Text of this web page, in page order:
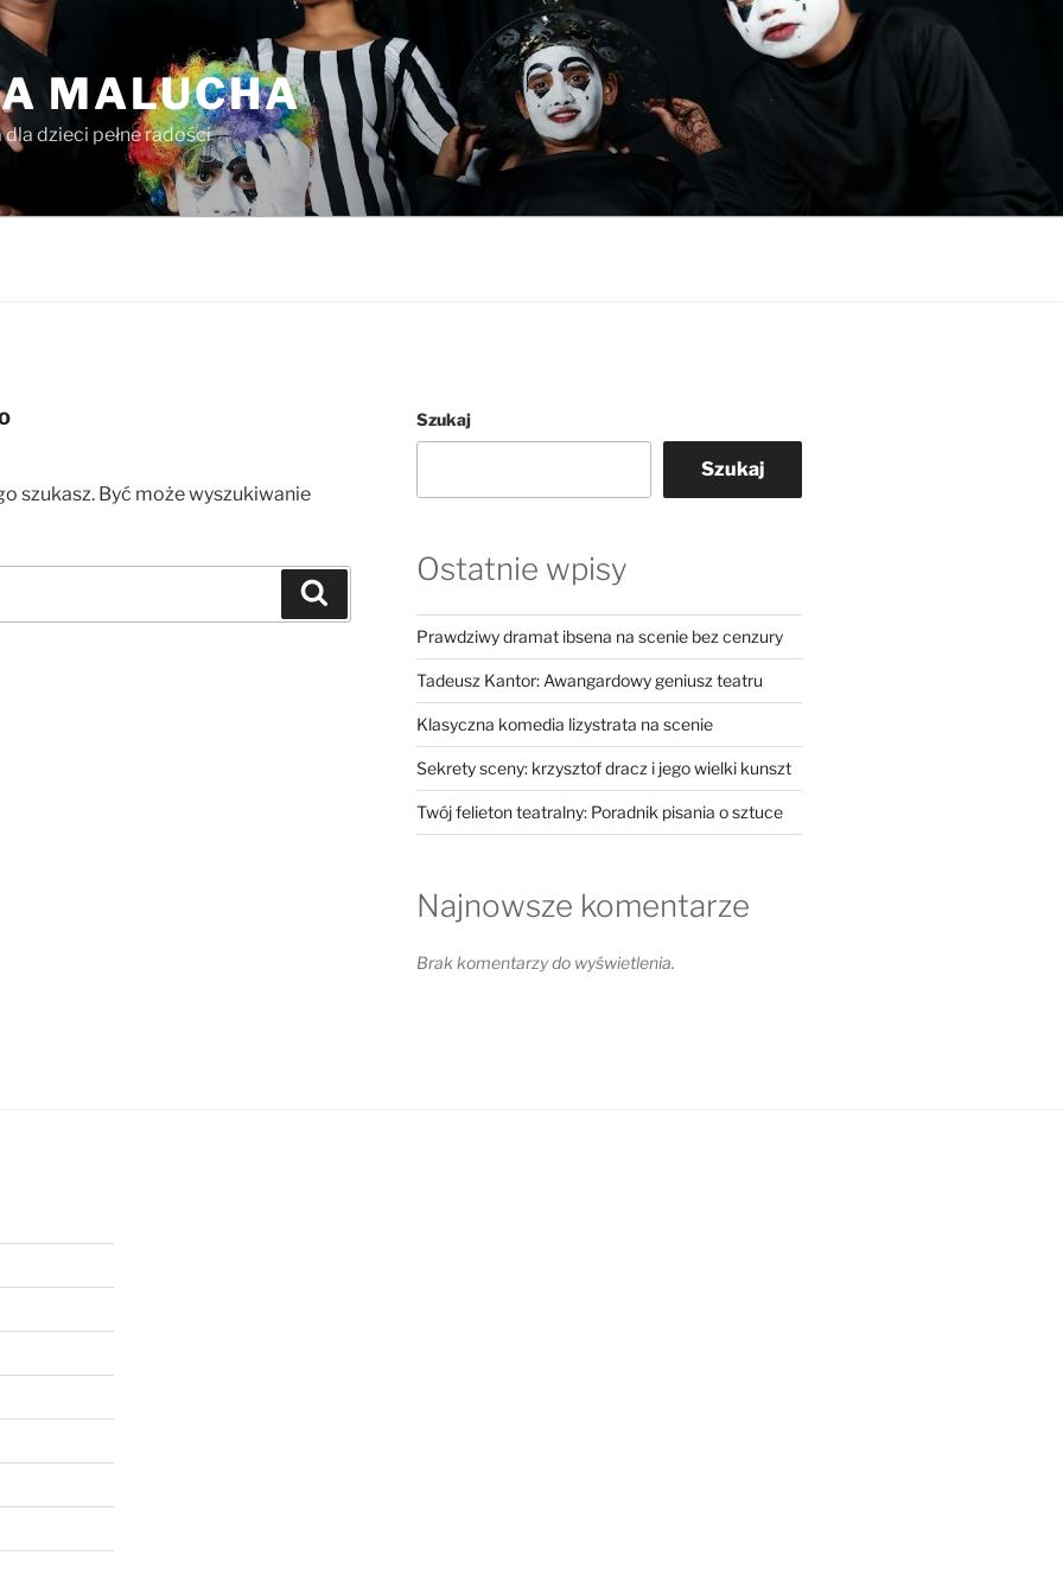
MALUCHA
dzieci pełne radości
szukasz. Być może wyszukiwanie
Szukaj
Szukaj
Ostatnie wpisy
Prawdziwy dramat ibsena na scenie bez cenzury
Tadeusz Kantor: Awangardowy geniusz teatru
Klasyczna komedia lizystrata na scenie
Sekrety sceny: krzysztof dracz i jego wielki kunszt
Twój felieton teatralny: Poradnik pisania o sztuce
Najnowsze komentarze
Brak komentarzy do wyświetlenia.